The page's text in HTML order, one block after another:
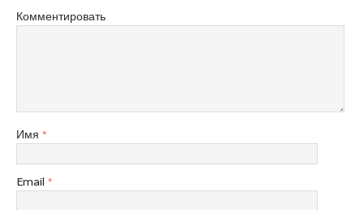
Комментировать
Имя *
Email *